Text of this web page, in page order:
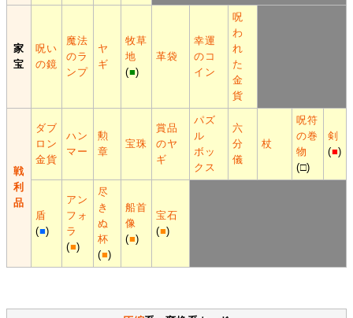
家
宝
呪い
の鏡
魔法
のラ
ンプ
ヤ
ギ
牧草
地
(■)
革袋
幸運
のコ
イン
呪
わ
れ
た
金
貨
戦
利
品
ダブ
ロン
金貨
ハン
マー
勲
章
宝珠
賞品
のヤ
ギ
パズ
ル
ボッ
クス
六
分
儀
杖
呪符
の巻
物
(□)
剣
(■)
盾
(■)
アン
フォ
ラ
(■)
尽
き
ぬ
杯
(■)
船首
像
(■)
宝石
(■)